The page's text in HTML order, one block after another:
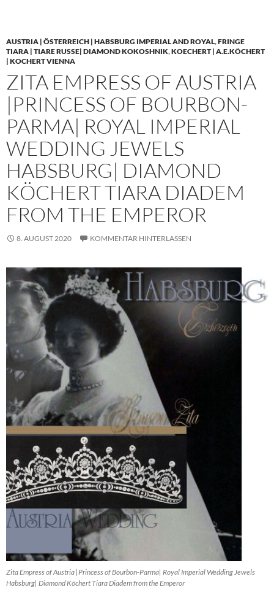
AUSTRIA | ÖSTERREICH | HABSBURG IMPERIAL AND ROYAL,FRINGE
TIARA | TIARE RUSSE| DIAMOND KOKOSHNIK,KOECHERT | A.E.KÖCHERT
| KOCHERT VIENNA
ZITA EMPRESS OF AUSTRIA
|PRINCESS OF BOURBON-
PARMA| ROYAL IMPERIAL
WEDDING JEWELS
HABSBURG| DIAMOND
KÖCHERT TIARA DIADEM
FROM THE EMPEROR
8. AUGUST 2020 KOMMENTAR HINTERLASSEN
Zita Empress of Austria |Princess of Bourbon-Parma| Royal Imperial Wedding Jewels
Habsburg| Diamond Köchert Tiara Diadem from the Emperor